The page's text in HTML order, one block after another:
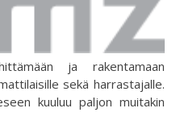
ja rakentamaan
sekä harrastajalle.
kuuluu paljon muitakin